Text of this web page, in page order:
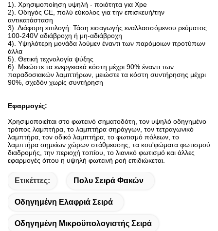
1). Χρησιμοποίηση υψηλή - ποιότητα για Xpe
2). Οδηγός CE, πολύ εύκολος για την επισκευή/την
αντικατάσταση
3). Διάφορη επιλογή: Τάση εισαγωγής εναλλασσόμενου ρεύματος
100-240V αδιάβροχη ή μη-αδιάβροχη
4). Υψηλότερη μονάδα λούμεν έναντι των παρόμοιων προτύπων
άλλα
5). Θετική τεχνολογία ψύξης
6). Μειώστε τα ενεργειακά κόστη μέχρι 90% έναντι των
παραδοσιακών λαμπτήρων, μειώστε τα κόστη συντήρησης μέχρι
90%, σχεδόν χωρίς συντήρηση
Εφαρμογές:
Χρησιμοποιείται στο φωτεινό σηματοδότη, τον υψηλό οδηγημένο
τρόπος λαμπτήρα, το λαμπτήρα σηράγγων, τον τετραγωνικό
λαμπτήρα, τον οδικό λαμπτήρα, το φωτισμό πόλεων, το
λαμπτήρα σημείων χώρων στάθμευσης, τα κοu'φώματα φωτισμού
διαδρομής, την περιοχή τοπίου, το λιανικό φωτισμό και άλλες
εφαρμογές όπου η υψηλή φωτεινή ροή επιδιώκεται.
Ετικέττες: Πολυ Σειρά Φακών
Οδηγημένη Ελαφριά Σειρά
Οδηγημένη Μικροϋπολογιστής Σειρά